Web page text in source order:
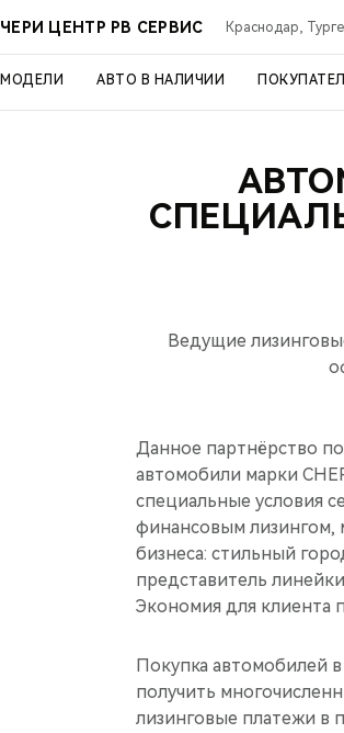
ЧЕРИ ЦЕНТР РВ СЕРВИС Краснодар,
МОДЕЛИ АВТО В НАЛИЧИИ
Ведущие
Данное партнёрство
автомобили марки
специальные условия
финансовым лизингом,
бизнеса: стильный
представитель
Экономия для клиента
Покупка автомобилей
получить
лизинговые платежи в